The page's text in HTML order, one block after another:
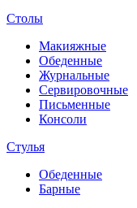
Столы
Макияжные
Обеденные
Журнальные
Сервировочные
Письменные
Консоли
Стулья
Обеденные
Барные